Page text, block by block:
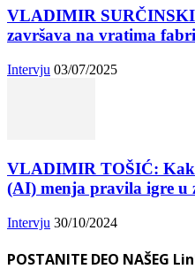
VLADIMIR
završava na vratima
Intervju 03/07/2025
VLADIMIR TOŠIĆ:
(AI) menja pravila igre u
Intervju 30/10/2024
POSTANITE DEO NAŠEG